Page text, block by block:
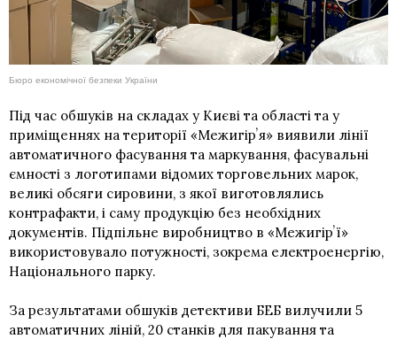
Бюро економічної безпеки України
Під час обшуків на складах у Києві та області та у
приміщеннях на території «Межигірʼя» виявили лінії
автоматичного фасування та маркування, фасувальні
ємності з логотипами відомих торговельних марок,
великі обсяги сировини, з якої виготовлялись
контрафакти, і саму продукцію без необхідних
документів. Підпільне виробництво в «Межигірʼї»
використовувало потужності, зокрема електроенергію,
Національного парку.
За результатами обшуків детективи БЕБ вилучили 5
автоматичних ліній, 20 станків для пакування та